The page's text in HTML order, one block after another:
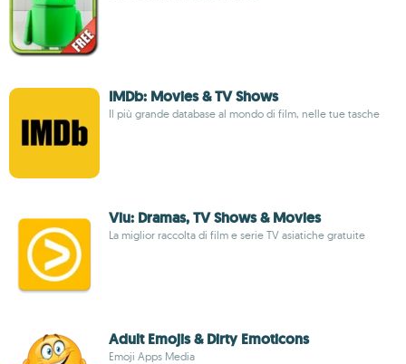
IMDb: Movies & TV Shows
Il più grande database al mondo di film, nelle tue tasche
Viu: Dramas, TV Shows & Movies
La miglior raccolta di film e serie TV asiatiche gratuite
Adult Emojis & Dirty Emoticons
Emoji Apps Media